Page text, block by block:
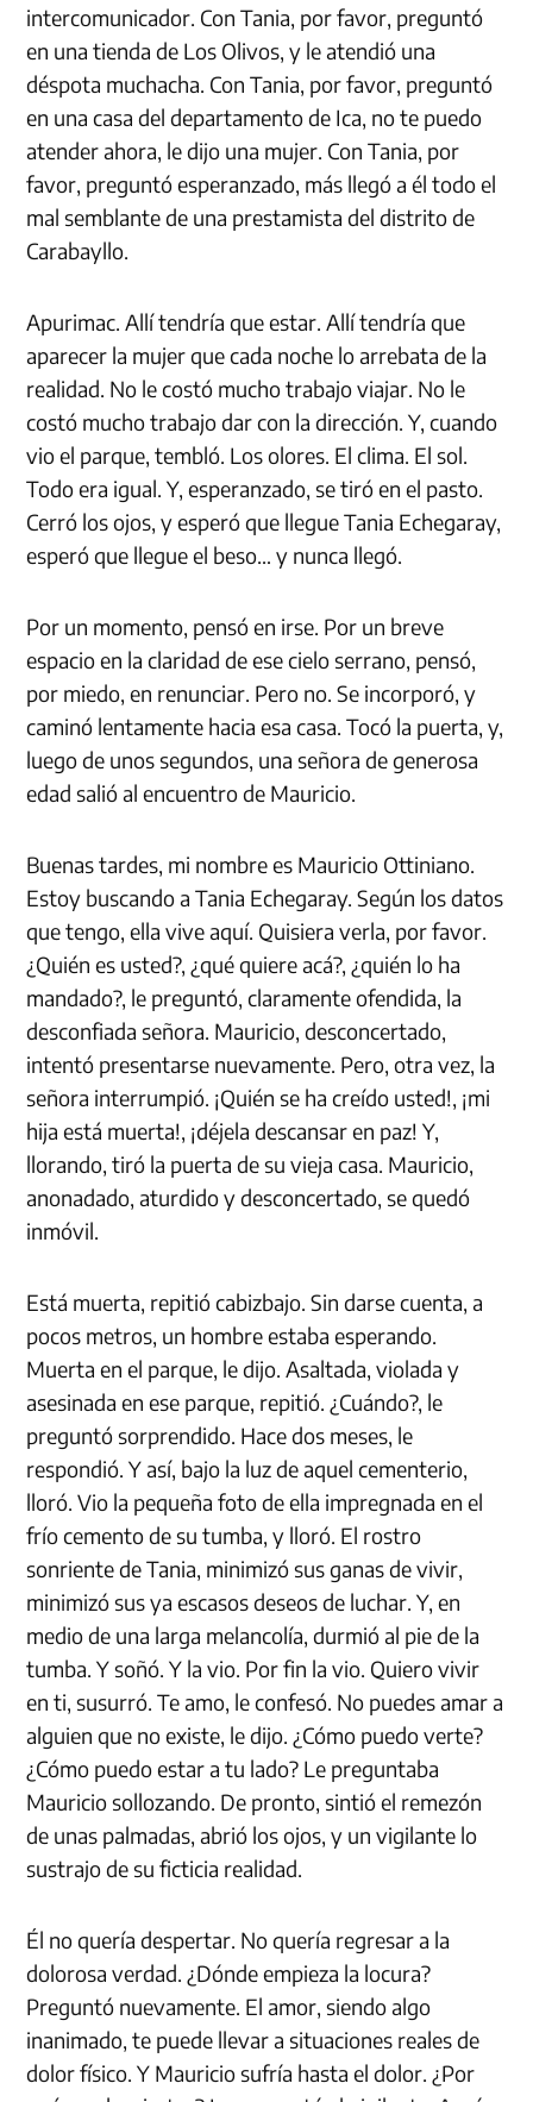
intercomunicador. Con Tania, por favor, preguntó
en una tienda de Los Olivos, y le atendió una
déspota muchacha. Con Tania, por favor, preguntó
en una casa del departamento de Ica, no te puedo
atender ahora, le dijo una mujer. Con Tania, por
favor, preguntó esperanzado, más llegó a él todo el
mal semblante de una prestamista del distrito de
Carabayllo.
Apurimac. Allí tendría que estar. Allí tendría que
aparecer la mujer que cada noche lo arrebata de la
realidad. No le costó mucho trabajo viajar. No le
costó mucho trabajo dar con la dirección. Y, cuando
vio el parque, tembló. Los olores. El clima. El sol.
Todo era igual. Y, esperanzado, se tiró en el pasto.
Cerró los ojos, y esperó que llegue Tania Echegaray,
esperó que llegue el beso… y nunca llegó.
Por un momento, pensó en irse. Por un breve
espacio en la claridad de ese cielo serrano, pensó,
por miedo, en renunciar. Pero no. Se incorporó, y
caminó lentamente hacia esa casa. Tocó la puerta, y,
luego de unos segundos, una señora de generosa
edad salió al encuentro de Mauricio.
Buenas tardes, mi nombre es Mauricio Ottiniano.
Estoy buscando a Tania Echegaray. Según los datos
que tengo, ella vive aquí. Quisiera verla, por favor.
¿Quién es usted?, ¿qué quiere acá?, ¿quién lo ha
mandado?, le preguntó, claramente ofendida, la
desconfiada señora. Mauricio, desconcertado,
intentó presentarse nuevamente. Pero, otra vez, la
señora interrumpió. ¡Quién se ha creído usted!, ¡mi
hija está muerta!, ¡déjela descansar en paz! Y,
llorando, tiró la puerta de su vieja casa. Mauricio,
anonadado, aturdido y desconcertado, se quedó
inmóvil.
Está muerta, repitió cabizbajo. Sin darse cuenta, a
pocos metros, un hombre estaba esperando.
Muerta en el parque, le dijo. Asaltada, violada y
asesinada en ese parque, repitió. ¿Cuándo?, le
preguntó sorprendido. Hace dos meses, le
respondió. Y así, bajo la luz de aquel cementerio,
lloró. Vio la pequeña foto de ella impregnada en el
frío cemento de su tumba, y lloró. El rostro
sonriente de Tania, minimizó sus ganas de vivir,
minimizó sus ya escasos deseos de luchar. Y, en
medio de una larga melancolía, durmió al pie de la
tumba. Y soñó. Y la vio. Por fin la vio. Quiero vivir
en ti, susurró. Te amo, le confesó. No puedes amar a
alguien que no existe, le dijo. ¿Cómo puedo verte?
¿Cómo puedo estar a tu lado? Le preguntaba
Mauricio sollozando. De pronto, sintió el remezón
de unas palmadas, abrió los ojos, y un vigilante lo
sustrajo de su ficticia realidad.
Él no quería despertar. No quería regresar a la
dolorosa verdad. ¿Dónde empieza la locura?
Preguntó nuevamente. El amor, siendo algo
inanimado, te puede llevar a situaciones reales de
dolor físico. Y Mauricio sufría hasta el dolor. ¿Por